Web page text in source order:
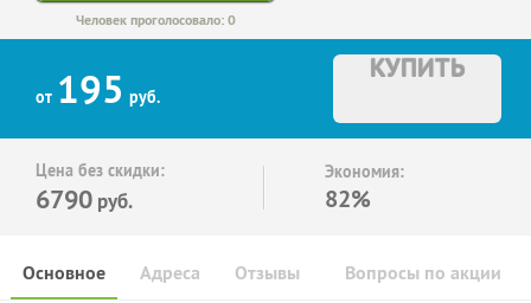
Человек проголосовало: 0
от 195 руб.
КУПИТЬ
Цена без скидки:
6790 руб.
Экономия:
82%
Основное Отзывы Вопросы по акции
Адреса